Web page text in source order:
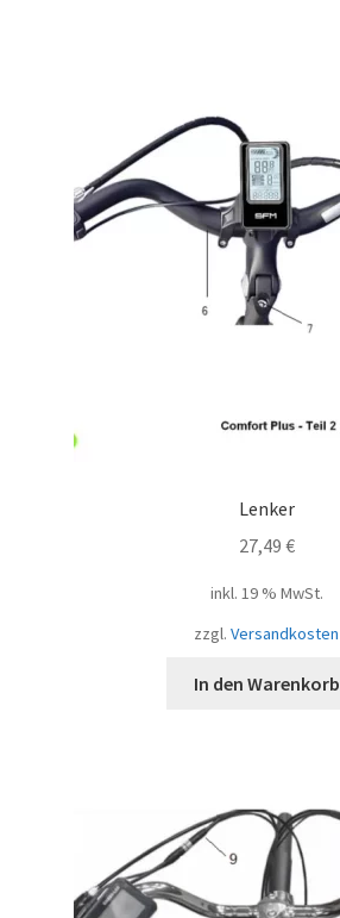
Lenker
27,49 €
inkl. 19 % MwSt.
zzgl. Versandkosten
In den Warenkorb